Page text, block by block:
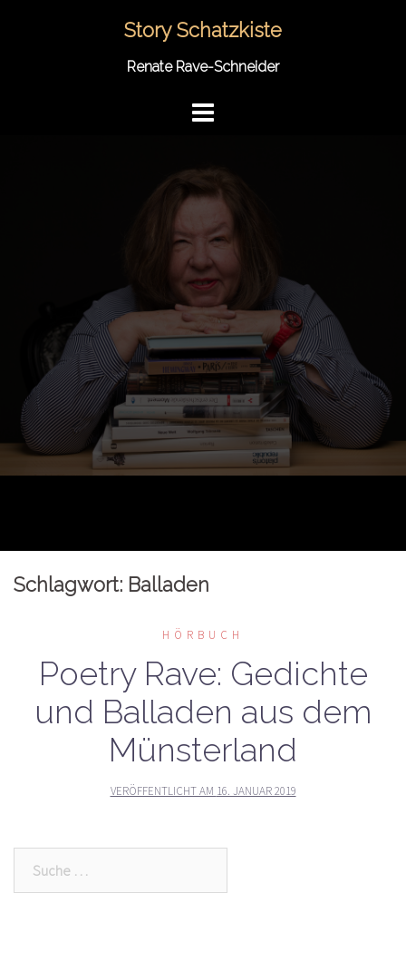
Story Schatzkiste
Renate Rave-Schneider
Schlagwort: Balladen
HÖRBUCH
Poetry Rave: Gedichte
und Balladen aus dem
Münsterland
VERÖFFENTLICHT AM 16. JANUAR 2019